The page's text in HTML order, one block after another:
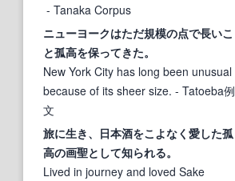
- Tanaka Corpus
ニューヨークはただ規模の点で長いこ
と孤高を保ってきた。
New York City has long been unusual
because of its sheer size. - Tatoeba例
文
旅に生き、日本酒をこよなく愛した孤
高の画聖として知られる。
Lived in journey and loved Sake